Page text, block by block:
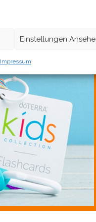
Einstellungen
Impressum